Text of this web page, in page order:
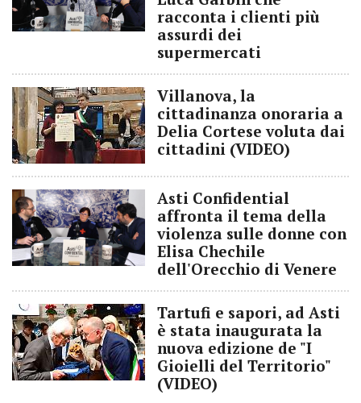
racconta i clienti più
assurdi dei
supermercati
Villanova, la
cittadinanza onoraria a
Delia Cortese voluta dai
cittadini (VIDEO)
Asti Confidential
affronta il tema della
violenza sulle donne con
Elisa Chechile
dell'Orecchio di Venere
Tartufi e sapori, ad Asti
è stata inaugurata la
nuova edizione de "I
Gioielli del Territorio"
(VIDEO)